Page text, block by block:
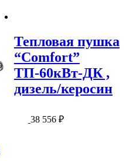
Тепловая пушка
“Comfort”
ТП-60кВт-ДК ,
дизель/керосин
38 556 ₽